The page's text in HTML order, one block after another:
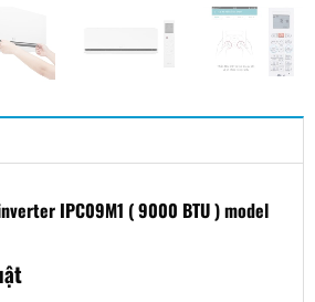
IPC09M1 ( 9000 BTU ) model